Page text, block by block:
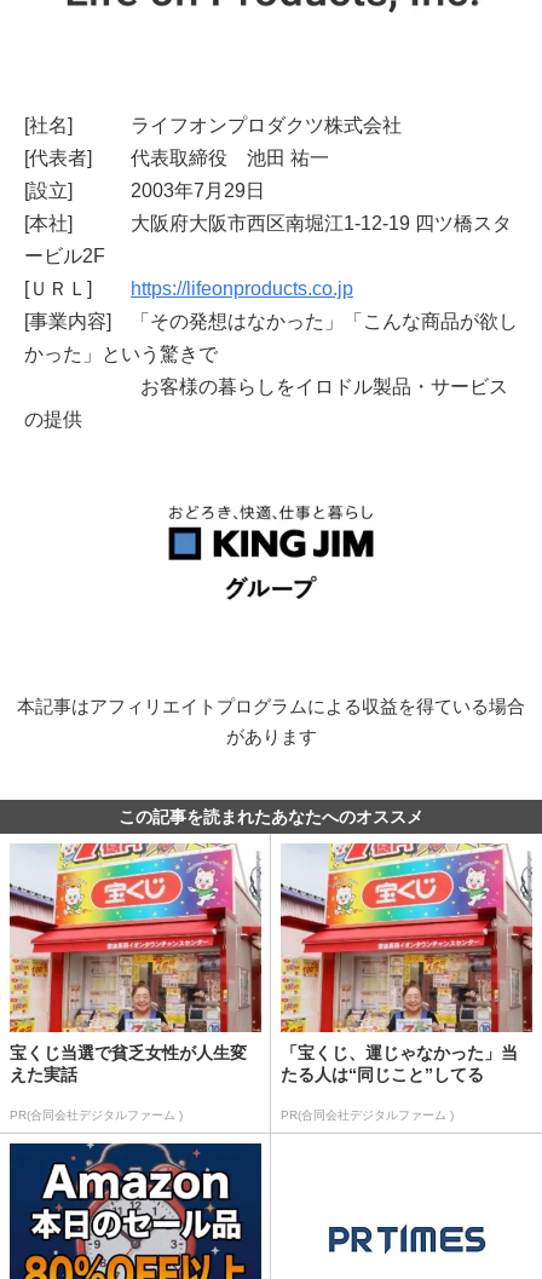
[社名] ライフオンプロダクツ株式会社
[代表者] 代表取締役 池田 祐一
[設立] 2003年7月29日
[本社] 大阪府大阪市西区南堀江1-12-19 四ツ橋スタ
ービル2F
[ＵＲＬ]
https://lifeonproducts.co.jp
[事業内容] 「その発想はなかった」「こんな商品が欲し
かった」という驚きで
お客様の暮らしをイロドル製品・サービス
の提供
本記事はアフィリエイトプログラムによる収益を得ている場合
があります
この記事を読まれたあなたへのオススメ
宝くじ当選で貧乏女性が人生変
えた実話
PR(合同会社デジタルファーム )
「宝くじ、運じゃなかった」当
たる人は“同じこと”してる
PR(合同会社デジタルファーム )